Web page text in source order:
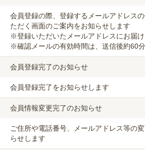
会員登録の際、登録するメールアドレス
ただく画面のご案内をお知らせします
※登録いただいたメールアドレスにお届
※確認メールの有効時間は、送信後約60
会員登録完了のお知らせ
会員登録完了をお知らせします
会員情報変更完了のお知らせ
ご住所や電話番号、メールアドレス等の
らせします